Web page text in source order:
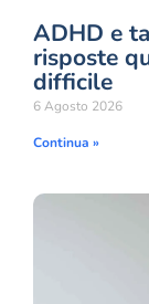
ADHD e
risposte
difficile
6 Agosto 2026
Continua »